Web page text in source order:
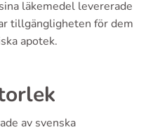
läkemedel levererade
tillgängligheten för dem
apotek.
av svenska